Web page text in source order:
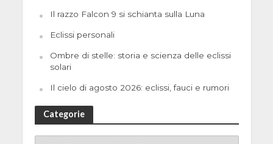
Il razzo Falcon 9 si schianta sulla Luna
Eclissi personali
Ombre di stelle: storia e scienza delle eclissi
solari
Il cielo di agosto 2026: eclissi, fauci e rumori
Categorie